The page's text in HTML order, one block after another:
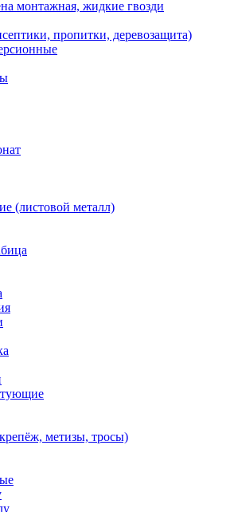
монтажная, жидкие гвозди
пропитки, деревозащита)
(листовой металл)
метизы, тросы)